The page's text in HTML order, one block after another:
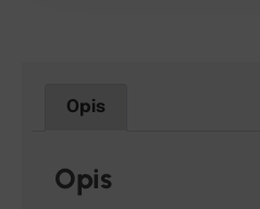
Opis
Opis